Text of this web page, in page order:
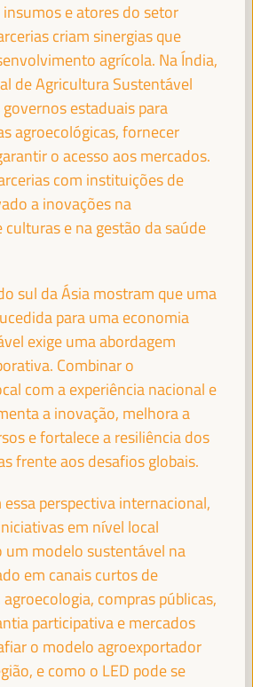
ADAN
e Assuntos Sociais da Somália -
Somália
Europeu das Regiões, Vice-Presidente
Franco-Condado - Comissão
MARTÍN
Vice-Prefeito e Chefe da Área
Bairros e Direitos Sociais... -
para a Solidariedade
España
Cidades e Governos Locais Unidos
Internacional do Conselho
e Presidente da Comissão de... -
para a Solidariedade
e atores do setor
criam sinergias que
agrícola. Na Índia,
de Agricultura Sustentável
estaduais para
agroecológicas, fornecer
o acesso aos mercados.
com instituições de
a inovações na
e na gestão da saúde
sul da Ásia mostram que uma
para uma economia
exige uma abordagem
Combinar o
com a experiência nacional e
a inovação, melhora a
e fortalece a resiliência dos
frente aos desafios globais.
perspectiva internacional,
em nível local
um modelo sustentável na
em canais curtos de
compras públicas,
participativa e mercados
o modelo agroexportador
e como o LED pode se